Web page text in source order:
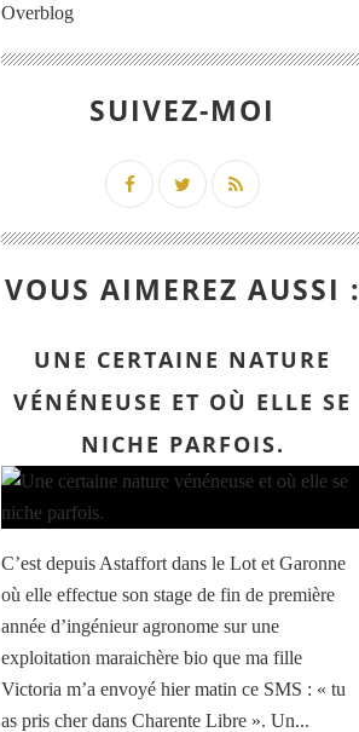
Overblog
SUIVEZ-MOI
VOUS AIMEREZ AUSSI :
UNE CERTAINE NATURE
VÉNÉNEUSE ET OÙ ELLE SE
NICHE PARFOIS.
C’est depuis Astaffort dans le Lot et Garonne
où elle effectue son stage de fin de première
année d’ingénieur agronome sur une
exploitation maraichère bio que ma fille
Victoria m’a envoyé hier matin ce SMS : « tu
as pris cher dans Charente Libre ». Un...